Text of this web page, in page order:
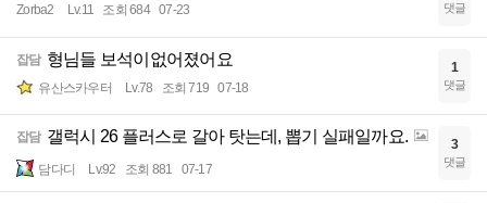
Zorba2 Lv.11 조회 684 07-23 댓글
잡담 형님들 보석이없어졌어요
유산스카우터 Lv.78 조회 719 07-18
1
댓글
잡담 갤럭시 26 플러스로 갈아 탓는데, 뽑기 실패일까요.
담다디 Lv.92 조회 881 07-17
3
댓글